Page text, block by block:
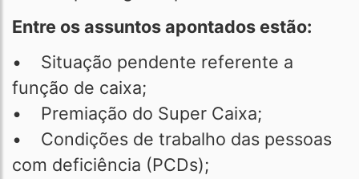
Entre os assuntos apontados estão:
• Situação pendente referente a
função de caixa;
• Premiação do Super Caixa;
• Condições de trabalho das pessoas
com deficiência (PCDs);